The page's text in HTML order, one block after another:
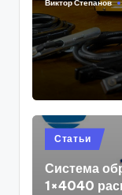
Posted
by
Виктор Степанов
Posted
in
Статьи
Система
1×4040